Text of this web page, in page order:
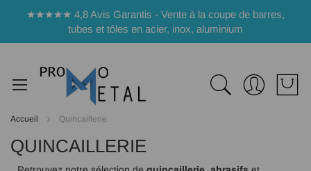
★★★★★ 4,8 Avis Garantis - Vente à la coupe de barres,
tubes et tôles en acier, inox, aluminium
Accueil Quincaillerie
QUINCAILLERIE